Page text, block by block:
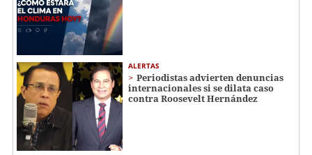
ALERTAS
Periodistas advierten denuncias
internacionales si se dilata caso
contra Roosevelt Hernández